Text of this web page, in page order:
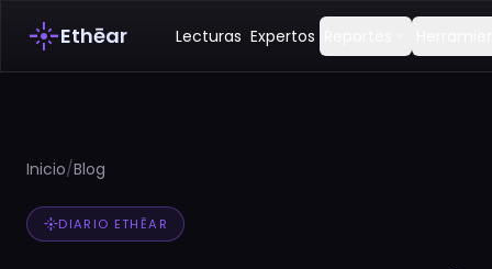
flareEthēar Lecturas Expertos
Inicio/Blog
flareDIARIO ETHĒAR